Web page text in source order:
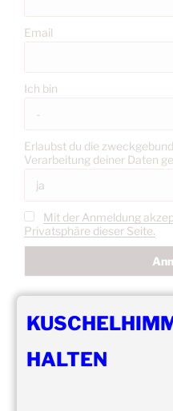
Email
Ich bin
Erlaubst du die
Verarbeitung deiner Daten
Mit der Anmeldung
Privatsphäre dieser Seite.
HALTEN